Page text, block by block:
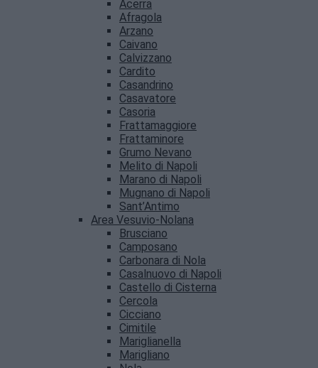
Acerra
Afragola
Arzano
Caivano
Calvizzano
Cardito
Casandrino
Casavatore
Casoria
Frattamaggiore
Frattaminore
Grumo Nevano
Melito di Napoli
Marano di Napoli
Mugnano di Napoli
Sant’Antimo
Area Vesuvio-Nolana
Brusciano
Camposano
Carbonara di Nola
Casalnuovo di Napoli
Castello di Cisterna
Cercola
Cicciano
Cimitile
Mariglianella
Marigliano